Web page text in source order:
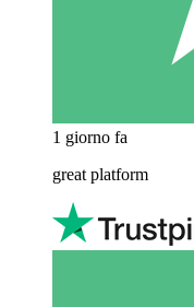
1 giorno fa
great platform